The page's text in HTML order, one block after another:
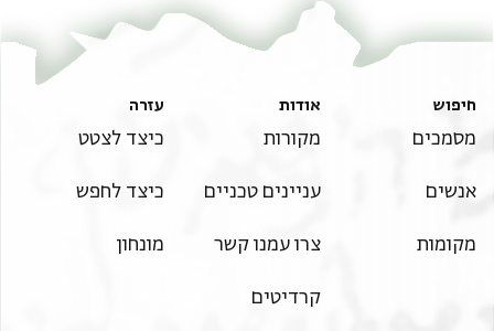
חיפוש
מסמכים
אנשים
מקומות
אודות
מקורות
עניינים טכניים
צרו עמנו קשר
קרדיטים
עזרה
כיצד לצטט
כיצד לחפש
מונחון